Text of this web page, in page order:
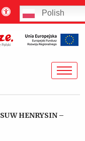
Polish
SUW HENRYSIN –